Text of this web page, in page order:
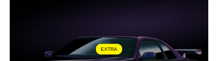
EXTRA